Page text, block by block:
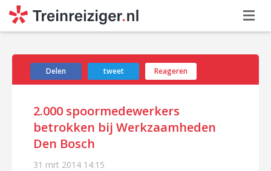
Delen tweet Reageren
2.000 spoormedewerkers
betrokken bij Werkzaamheden
Den Bosch
31 mrt 2014 14:15